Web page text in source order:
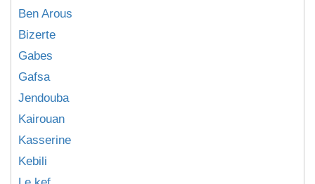
Ben Arous
Bizerte
Gabes
Gafsa
Jendouba
Kairouan
Kasserine
Kebili